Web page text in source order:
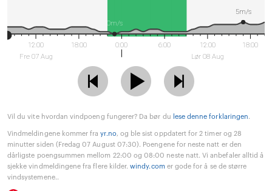
12:00
Fre 07 Aug
18:00 0:00 6:00
12:00
Lør 08 Aug
18:00
5m/s
0m/s
Vil du vite hvordan vindpoeng fungerer? Da bør du lese denne forklaringen.
Vindmeldingene kommer frayr.no, og ble sist oppdatert for 2 timer og 28
minutter siden (Fredag 07 August 07:30). Poengene for neste natt er den
dårligste poengsummen mellom 22:00 og 08:00 neste natt. Vi anbefaler alltid å
sjekke vindmeldingene fra flere kilder.windy.comer gode for å se de større
vindsystemene..